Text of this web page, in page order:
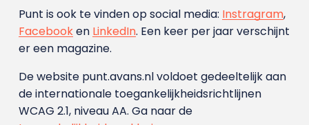
Punt is ook te vinden op social media: Instragram,
Facebooken LinkedIn. Een keer per jaar verschijnt
er een magazine.
De website punt.avans.nl voldoet gedeeltelijk aan
de internationale toegankelijkheidsrichtlijnen
WCAG 2.1, niveau AA. Ga naar de